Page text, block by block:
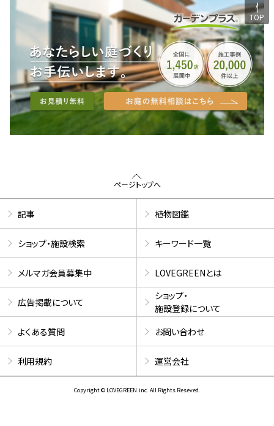
TOP
ページトップへ
記事 植物図鑑
ショップ・施設検索 キーワード一覧
メルマガ会員募集中 LOVEGREENとは
広告掲載について
ショップ・
施設登録について
よくある質問
お問い合わせ
利用規約 運営会社
Copyright © LOVEGREEN.inc. All Rights Reseved.